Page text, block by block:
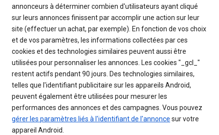
annonceurs à déterminer combien d'utilisateurs ayant cliqué
sur leurs annonces finissent par accomplir une action sur leur
site (effectuer un achat, par exemple). En fonction de vos choix
et de vos paramètres, les informations collectées par ces
cookies et des technologies similaires peuvent aussi être
utilisées pour personnaliser les annonces. Les cookies "_gcl_"
restent actifs pendant 90 jours. Des technologies similaires,
telles que l'identifiant publicitaire sur les appareils Android,
peuvent également être utilisées pour mesurer les
performances des annonces et des campagnes. Vous pouvez
gérer les paramètres liés à l'identifiant de l'annonce sur votre
appareil Android.